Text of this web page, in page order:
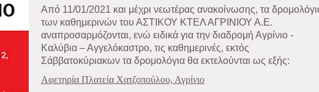
Aπό 11/01/2021 και μέχρι νεωτέρας ανακοίνωσης, τα
των καθημερινών του ΑΣΤΙΚΟΥ ΚΤΕΛ ΑΓΡΙΝΙΟΥ Α.Ε.
αναπροσαρμόζονται, ενώ ειδικά για την διαδρομή Αγρίνιο -
Καλύβια – Αγγελόκαστρο, τις καθημερινές, εκτός
Σάββατοκύριακων τα δρομολόγια θα εκτελούνται ως εξής:
Αφετηρία Πλατεία Χατζοπούλου, Αγρίνιο